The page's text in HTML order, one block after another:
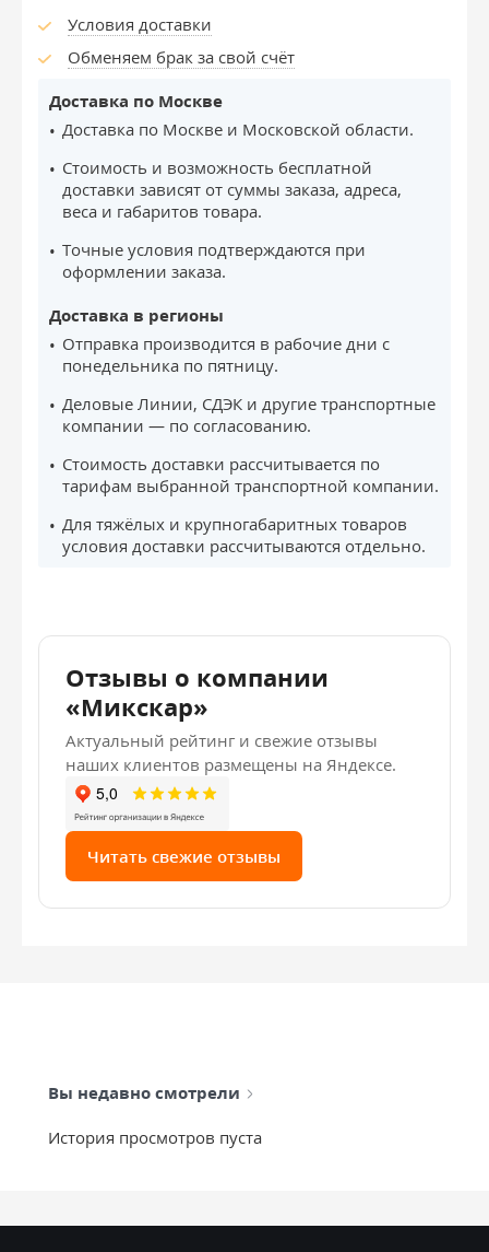
Условия доставки
Обменяем брак за свой счёт
Доставка по Москве
Доставка по Москве и Московской области.
Стоимость и возможность бесплатной
доставки зависят от суммы заказа, адреса,
веса и габаритов товара.
Точные условия подтверждаются при
оформлении заказа.
Доставка в регионы
Отправка производится в рабочие дни с
понедельника по пятницу.
Деловые Линии, СДЭК и другие транспортные
компании — по согласованию.
Стоимость доставки рассчитывается по
тарифам выбранной транспортной компании.
Для тяжёлых и крупногабаритных товаров
условия доставки рассчитываются отдельно.
Отзывы о компании
«Микскар»
Актуальный рейтинг и свежие отзывы
наших клиентов размещены на Яндексе.
Читать свежие отзывы
Вы недавно смотрели
История просмотров пуста